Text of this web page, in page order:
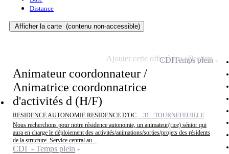
Distance
Afficher la carte (contenu non-accessible)
Animateur coordonnateur /
Animatrice coordonnatrice
d'activités d (H/F)
RESIDENCE AUTONOMIE RESIDENCE D'OC - 31 - TOURNEFEUILLE
Nous recherchons pour notre résidence autonomie, un animateur(rice) sénior qui
aura en charge le déploiement des activités/animations/sorties/projets des résidents
de la structure. Service central au...
CDI - Temps plein
CDITemps plein
Ajouter cette offre à ma sélection